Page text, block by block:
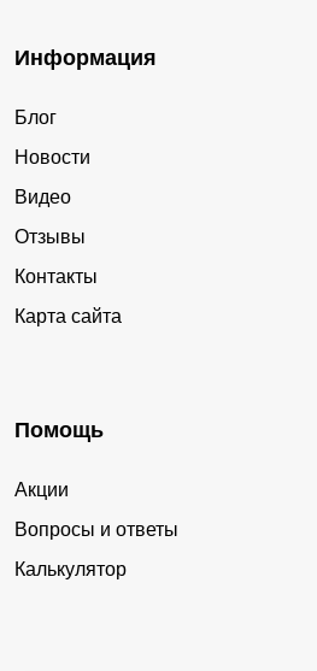
Информация
Блог
Новости
Видео
Отзывы
Контакты
Карта сайта
Помощь
Акции
Вопросы и ответы
Калькулятор